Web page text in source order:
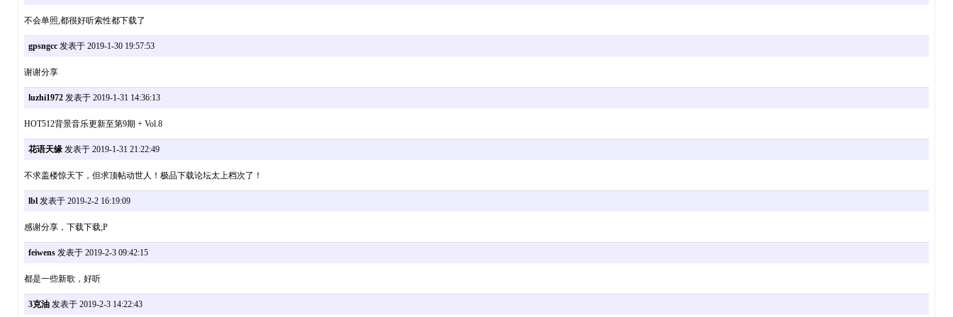
不会单照,都很好听索性都下载了
gpsngcc发表于 2019-1-30 19:57:53
谢谢分享
luzhi1972发表于 2019-1-31 14:36:13
HOT512背景音乐更新至第9期 + Vol.8
花语天缘发表于 2019-1-31 21:22:49
不求盖楼惊天下，但求顶帖动世人！极品下载论坛太上档次了！
lbl发表于 2019-2-2 16:19:09
感谢分享，下载下载;P
feiwens发表于 2019-2-3 09:42:15
都是一些新歌，好听
3克油发表于 2019-2-3 14:22:43